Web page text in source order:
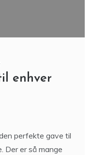
enhver
perfekte gave til
Der er så mange